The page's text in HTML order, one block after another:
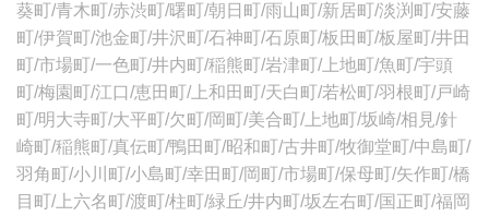
葵町/青木町/赤渋町/曙町/朝日町/雨山町/新居町/淡渕町/安藤
町/伊賀町/池金町/井沢町/石神町/石原町/板田町/板屋町/井田
町/市場町/一色町/井内町/稲熊町/岩津町/上地町/魚町/宇頭
町/梅園町/江口/恵田町/上和田町/天白町/若松町/羽根町/戸崎
町/明大寺町/大平町/欠町/岡町/美合町/上地町/坂崎/相見/針
崎町/稲熊町/真伝町/鴨田町/昭和町/古井町/牧御堂町/中島町/
羽角町/小川町/小島町/幸田町/岡町/市場町/保母町/矢作町/橋
目町/上六名町/渡町/柱町/緑丘/井内町/坂左右町/国正町/福岡